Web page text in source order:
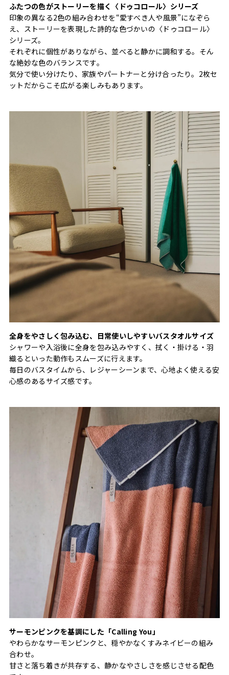
ふたつの色がストーリーを描く〈ドゥコロール〉シリーズ
印象の異なる2色の組み合わせを“愛すべき人や風景”になぞら
え、ストーリーを表現した詩的な色づかいの〈ドゥコロール〉
シリーズ。
それぞれに個性がありながら、並べると静かに調和する。そん
な絶妙な色のバランスです。
気分で使い分けたり、家族やパートナーと分け合ったり。2枚セ
ットだからこそ広がる楽しみもあります。
全身をやさしく包み込む、日常使いしやすいバスタオルサイズ
シャワーや入浴後に全身を包み込みやすく、拭く・掛ける・羽
織るといった動作もスムーズに行えます。
毎日のバスタイムから、レジャーシーンまで、心地よく使える安
心感のあるサイズ感です。
サーモンピンクを基調にした「Calling You」
やわらかなサーモンピンクと、穏やかなくすみネイビーの組み
合わせ。
甘さと落ち着きが共存する、静かなやさしさを感じさせる配色